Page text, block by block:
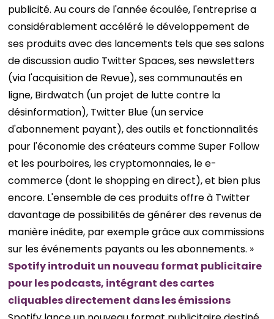
publicité. Au cours de l'année écoulée, l'entreprise a
considérablement accéléré le développement de
ses produits avec des lancements tels que ses salons
de discussion audio Twitter Spaces, ses newsletters
(via l'acquisition de Revue), ses communautés en
ligne, Birdwatch (un projet de lutte contre la
désinformation), Twitter Blue (un service
d'abonnement payant), des outils et fonctionnalités
pour l'économie des créateurs comme Super Follow
et les pourboires, les cryptomonnaies, le e-
commerce (dont le shopping en direct), et bien plus
encore. L'ensemble de ces produits offre à Twitter
davantage de possibilités de générer des revenus de
manière inédite, par exemple grâce aux commissions
sur les événements payants ou les abonnements. »
Spotify introduit un nouveau format publicitaire
pour les podcasts, intégrant des cartes
cliquables directement dans les émissions